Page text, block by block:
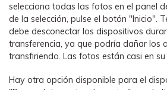
selecciona todas las fotos en el panel
de la selección, pulse el botón "Inicio".
debe desconectar los dispositivos
transferencia, ya que podría dañar los
transfiriendo. Las fotos están casi en
Hay otra opción disponible para el